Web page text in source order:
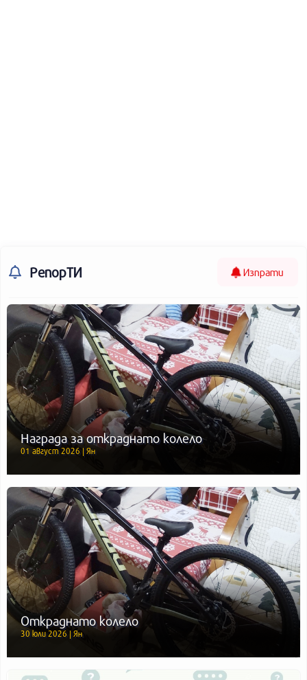
РепорТИ Изпрати
Награда за откраднато колело
01 август 2026 | Ян
Откраднато колело
30 юли 2026 | Ян